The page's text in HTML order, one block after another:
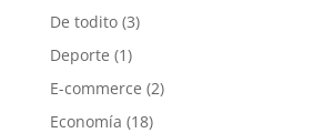
De todito(3)
Deporte (1)
E-commerce (2)
Economía (18)